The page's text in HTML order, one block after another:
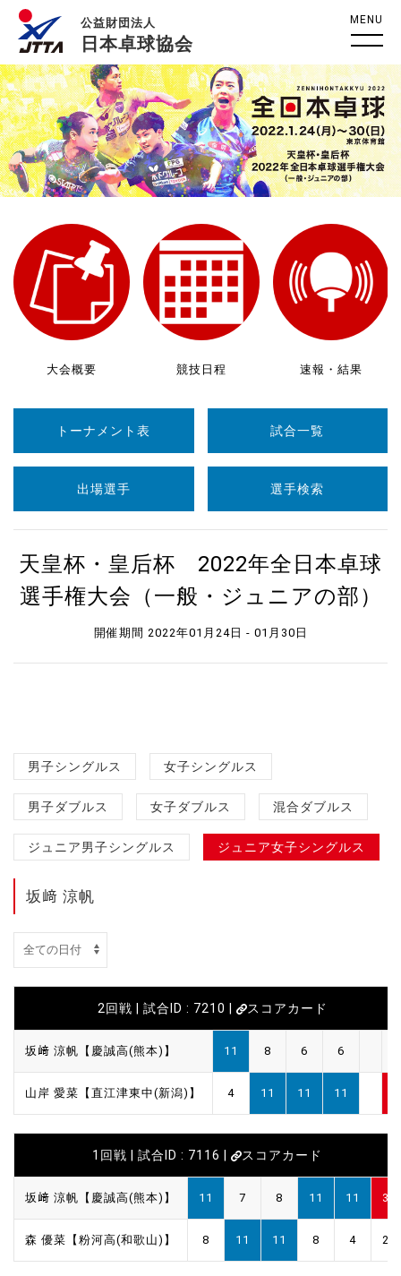
公益財団法人
日本卓球協会
MENU
大会概要 競技日程 速報・結果
トーナメント表 試合一覧
出場選手 選手検索
天皇杯・皇后杯 2022年全日本卓球
選手権大会（一般・ジュニアの部）
開催期間 2022年01月24日 - 01月30日
男子シングルス 女子シングルス
男子ダブルス 女子ダブルス 混合ダブルス
ジュニア男子シングルス ジュニア女子シングルス
坂﨑 涼帆
2回戦 | 試合ID : 7210 | スコアカード
坂﨑 涼帆【慶誠高(熊本)】 11 8 6 6
山岸 愛菜【直江津東中(新潟)】 4 11 11 11
1回戦 | 試合ID : 7116 | スコアカード
坂﨑 涼帆【慶誠高(熊本)】 11 7 8 11 11 3
森 優菜【粉河高(和歌山)】 8 11 11 8 4 2